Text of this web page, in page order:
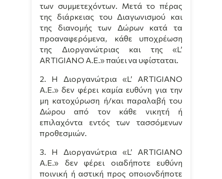
των συμμετεχόντων. Μετά το πέρας
της διάρκειας του Διαγωνισμού και
της διανομής των Δώρων κατά τα
προαναφερόμενα, κάθε υποχρέωση
της Διοργανώτριας και της «L’
ARTIGIANO A.E.» παύει να υφίσταται.
2. Η Διοργανώτρια «L’ ARTIGIANO
A.E.» δεν φέρει καμία ευθύνη για την
μη κατοχύρωση ή/και παραλαβή του
Δώρου από τον κάθε νικητή ή
επιλαχόντα εντός των τασσόμενων
προθεσμιών.
3. Η Διοργανώτρια «L’ ARTIGIANO
A.E.» δεν φέρει οιαδήποτε ευθύνη
ποινική ή αστική προς οποιονδήποτε